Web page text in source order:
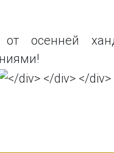
осенней